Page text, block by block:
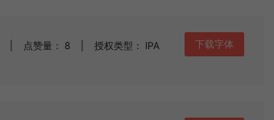
点赞量： 8 授权类型： IPA 下载字体